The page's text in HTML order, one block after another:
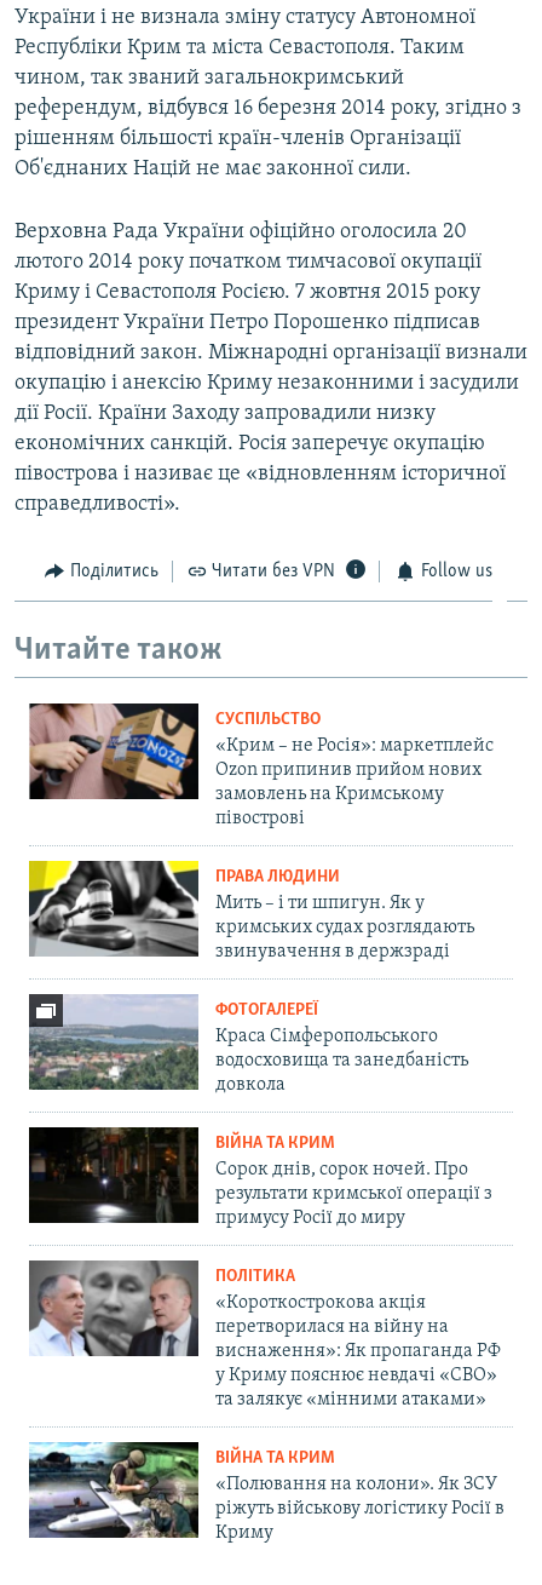
України і не визнала зміну статусу Автономної
Республіки Крим та міста Севастополя. Таким
чином, так званий загальнокримський
референдум, відбувся 16 березня 2014 року, згідно з
рішенням більшості країн-членів Організації
Об'єднаних Націй не має законної сили.
Верховна Рада України офіційно оголосила 20
лютого 2014 року початком тимчасової окупації
Криму і Севастополя Росією. 7 жовтня 2015 року
президент України Петро Порошенко підписав
відповідний закон. Міжнародні організації визнали
окупацію і анексію Криму незаконними і засудили
дії Росії. Країни Заходу запровадили низку
економічних санкцій. Росія заперечує окупацію
півострова і називає це «відновленням історичної
справедливості».
Поділитись Читати без VPN Follow us
Читайте також
СУСПІЛЬСТВО
«Крим – не Росія»: маркетплейс
Ozon припинив прийом нових
замовлень на Кримському
півострові
ПРАВА ЛЮДИНИ
Мить – і ти шпигун. Як у
кримських судах розглядають
звинувачення в держзраді
ФОТОГАЛЕРЕЇ
Краса Сімферопольського
водосховища та занедбаність
довкола
ВІЙНА ТА КРИМ
Сорок днів, сорок ночей. Про
результати кримської операції з
примусу Росії до миру
ПОЛІТИКА
«Короткострокова акція
перетворилася на війну на
виснаження»: Як пропаганда РФ
у Криму пояснює невдачі «СВО»
та залякує «мінними атаками»
ВІЙНА ТА КРИМ
«Полювання на колони». Як ЗСУ
ріжуть військову логістику Росії в
Криму